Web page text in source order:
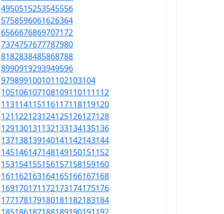
4950515253545556
5758596061626364
6566676869707172
7374757677787980
8182838485868788
8990919293949596
979899100101102103104
105106107108109110111112
113114115116117118119120
121122123124125126127128
129130131132133134135136
137138139140141142143144
145146147148149150151152
153154155156157158159160
161162163164165166167168
169170171172173174175176
177178179180181182183184